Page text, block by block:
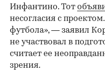
Инфантино. Тот
несогласия с
футбола», — заявил
не участвовал в
считает ее
зрения.